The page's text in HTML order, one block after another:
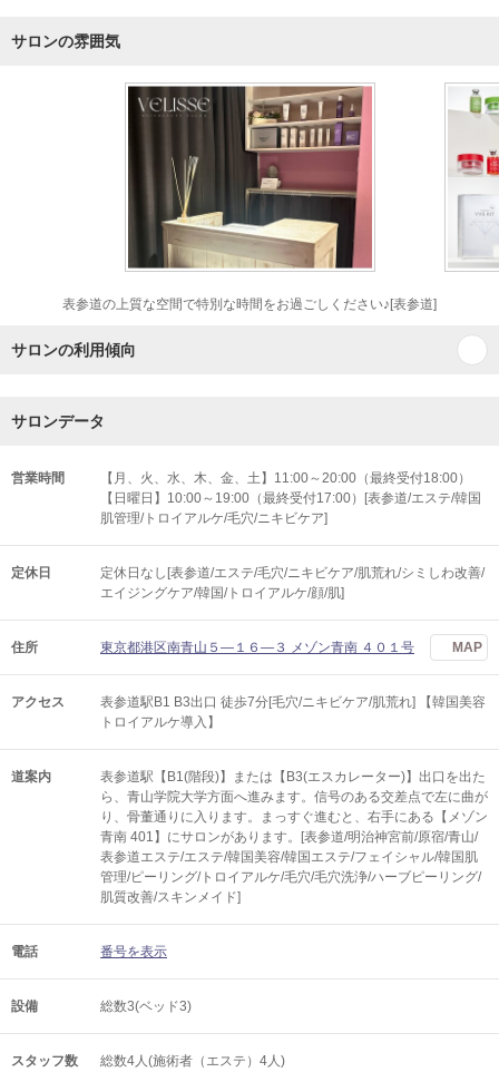
サロンの雰囲気
表参道の上質な空間で特別な時間をお過ごしください♪[表参道]
サロンの利用傾向
サロンデータ
営業時間
【月、火、水、木、金、土】11:00～20:00（最終受付18:00）
【日曜日】10:00～19:00（最終受付17:00）[表参道/エステ/韓国
肌管理/トロイアルケ/毛穴/ニキビケア]
定休日
定休日なし[表参道/エステ/毛穴/ニキビケア/肌荒れ/シミしわ改善/
エイジングケア/韓国/トロイアルケ/顔/肌]
住所 東京都港区南青山５―１６―３ メゾン青南 ４０１号 MAP
アクセス
表参道駅B1 B3出口 徒歩7分[毛穴/ニキビケア/肌荒れ] 【韓国美容
トロイアルケ導入】
道案内
表参道駅【B1(階段)】または【B3(エスカレーター)】出口を出た
ら、青山学院大学方面へ進みます。信号のある交差点で左に曲が
り、骨董通りに入ります。まっすぐ進むと、右手にある【メゾン
青南 401】にサロンがあります。[表参道/明治神宮前/原宿/青山/
表参道エステ/エステ/韓国美容/韓国エステ/フェイシャル/韓国肌
管理/ピーリング/トロイアルケ/毛穴/毛穴洗浄/ハーブピーリング/
肌質改善/スキンメイド]
電話 番号を表示
設備 総数3(ベッド3)
スタッフ数 総数4人(施術者（エステ）4人)